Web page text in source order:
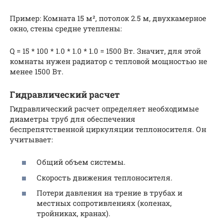
Пример: Комната 15 м², потолок 2.5 м, двухкамерное
окно, стены средне утеплены:
Q = 15 * 100 * 1.0 * 1.0 * 1.0 = 1500 Вт. Значит, для этой
комнаты нужен радиатор с тепловой мощностью не
менее 1500 Вт.
Гидравлический расчет
Гидравлический расчет определяет необходимые
диаметры труб для обеспечения
беспрепятственной циркуляции теплоносителя. Он
учитывает:
Общий объем системы.
Скорость движения теплоносителя.
Потери давления на трение в трубах и
местных сопротивлениях (коленах,
тройниках, кранах).